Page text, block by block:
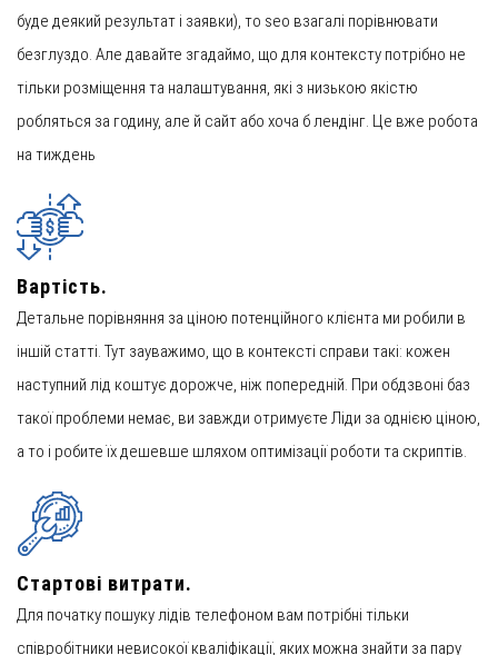
буде деякий результат і заявки), то seo взагалі порівнювати
безглуздо. Але давайте згадаймо, що для контексту потрібно не
тільки розміщення та налаштування, які з низькою якістю
робляться за годину, але й сайт або хоча б лендінг. Це вже робота
на тиждень
Вартість.
Детальне порівняння за ціною потенційного клієнта ми робили в
іншій статті. Тут зауважимо, що в контексті справи такі: кожен
наступний лід коштує дорожче, ніж попередній. При обдзвоні баз
такої проблеми немає, ви завжди отримуєте Ліди за однією ціною,
а то і робите їх дешевше шляхом оптимізації роботи та скриптів.
Стартові витрати.
Для початку пошуку лідів телефоном вам потрібні тільки
співробітники невисокої кваліфікації, яких можна знайти за пару